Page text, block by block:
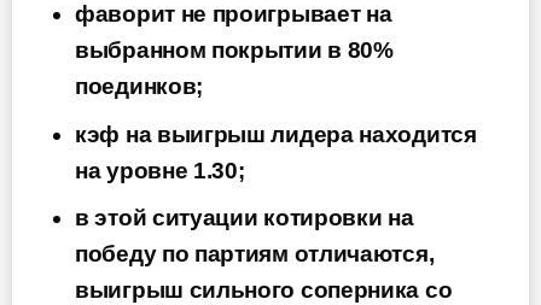
фаворит не проигрывает на
выбранном покрытии в 80%
поединков;
кэф на выигрыш лидера находится
на уровне 1.30;
в этой ситуации котировки на
победу по партиям отличаются,
выигрыш сильного соперника со